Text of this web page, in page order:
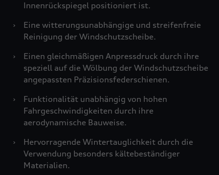
Innenrückspiegel positioniert ist.
›
Eine witterungsunabhängige und streifenfreie
Reinigung der Windschutzscheibe.
›
Einen gleichmäßigen Anpressdruck durch ihre
speziell auf die Wölbung der Windschutzscheibe
angepassten Präzisionsfederschienen.
›
Funktionalität unabhängig von hohen
Fahrgeschwindigkeiten durch ihre
aerodynamische Bauweise.
›
Hervorragende Wintertauglichkeit durch die
Verwendung besonders kältebeständiger
Materialien.